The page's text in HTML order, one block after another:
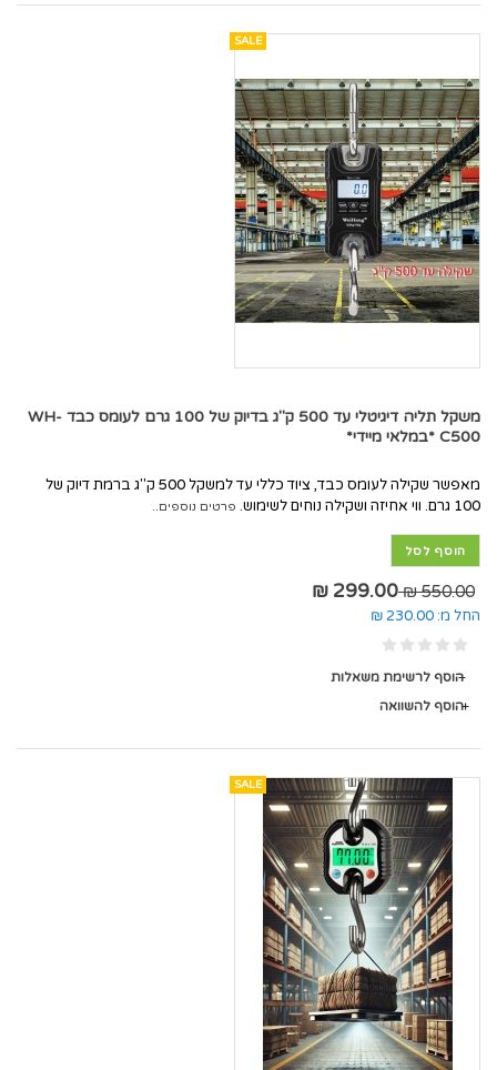
SALE
משקל תליה דיגיטלי עד 500 ק"ג בדיוק של 100 גרם לעומס כבד WH-
C500 *במלאי מיידי*
מאפשר שקילה לעומס כבד, ציוד כללי עד למשקל 500 ק"ג ברמת דיוק של
100 גרם. ווי אחיזה ושקילה נוחים לשימוש.
פרטים נוספים..
הוסף לסל
550.00 ₪
299.00 ₪
החל מ: 230.00 ₪
הוסף לרשימת משאלות
הוסף להשוואה
SALE